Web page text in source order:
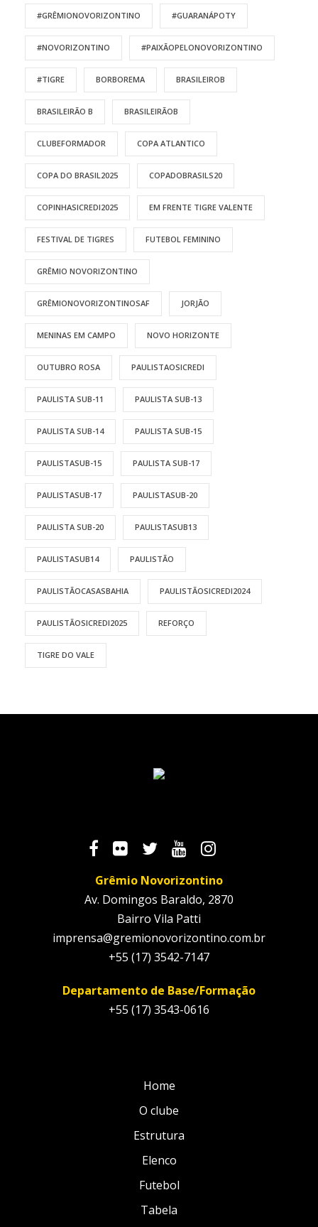
#GRÊMIONOVORIZONTINO #GUARANÁPOTY
#NOVORIZONTINO #PAIXÃOPELONOVORIZONTINO
#TIGRE BORBOREMA BRASILEIROB
BRASILEIRÃO B BRASILEIRÃOB
CLUBEFORMADOR COPA ATLANTICO
COPA DO BRASIL2025 COPADOBRASILS20
COPINHASICREDI2025 EM FRENTE TIGRE VALENTE
FESTIVAL DE TIGRES FUTEBOL FEMININO
GRÊMIO NOVORIZONTINO
GRÊMIONOVORIZONTINOSAF JORJÃO
MENINAS EM CAMPO NOVO HORIZONTE
OUTUBRO ROSA PAULISTAOSICREDI
PAULISTA SUB-11 PAULISTA SUB-13
PAULISTA SUB-14 PAULISTA SUB-15
PAULISTASUB-15 PAULISTA SUB-17
PAULISTASUB-17 PAULISTASUB-20
PAULISTA SUB-20 PAULISTASUB13
PAULISTASUB14 PAULISTÃO
PAULISTÃOCASASBAHIA PAULISTÃOSICREDI2024
PAULISTÃOSICREDI2025 REFORÇO
TIGRE DO VALE
Grêmio Novorizontino
Av. Domingos Baraldo, 2870
Bairro Vila Patti
imprensa@gremionovorizontino.com.br
+55 (17) 3542-7147
Departamento de Base/Formação
+55 (17) 3543-0616
Home
O clube
Estrutura
Elenco
Futebol
Tabela